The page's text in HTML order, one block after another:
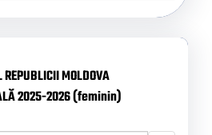
MOLDOVA
2025-2026 (feminin)